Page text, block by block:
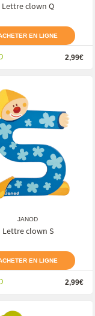
Lettre clown Q
EN LIGNE
2,99€
JANOD
Lettre clown S
EN LIGNE
2,99€